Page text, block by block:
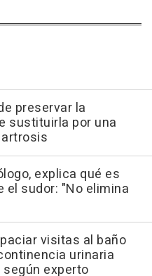
preservar la
sustituirla por una
explica qué es
el sudor: "No elimina
visitas al baño
urinaria
experto